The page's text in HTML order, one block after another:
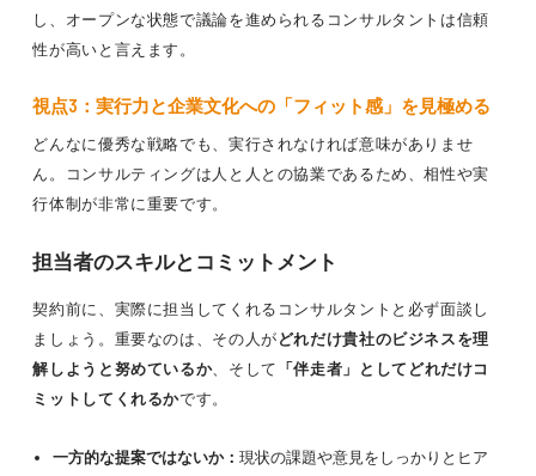
し、オープンな状態で議論を進められるコンサルタントは信頼
性が高いと言えます。
視点3：実行力と企業文化への「フィット感」を見極める
どんなに優秀な戦略でも、実行されなければ意味がありませ
ん。コンサルティングは人と人との協業であるため、相性や実
行体制が非常に重要です。
担当者のスキルとコミットメント
契約前に、実際に担当してくれるコンサルタントと必ず面談し
ましょう。重要なのは、その人がどれだけ貴社のビジネスを理
解しようと努めているか、そして 「伴走者」としてどれだけコ
ミットしてくれるかです。
一方的な提案ではないか： 現状の課題や意見をしっかりとヒア